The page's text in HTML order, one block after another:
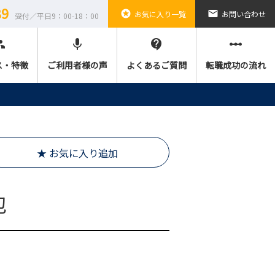
受付／平日9：00-18：00 stars お気に入り一覧 email お問い合わせ
・特徴
mic
ご利用者様の声
contact_support
よくあるご質問
linear_scale
転職成功の流れ
★ お気に入り追加